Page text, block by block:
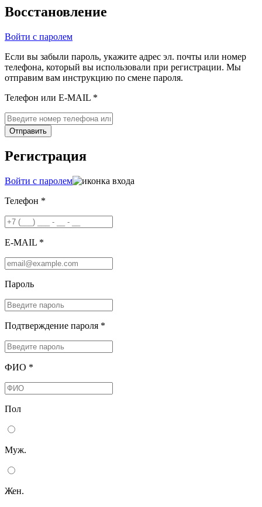
Восстановление
Войти с паролем
Если вы забыли пароль, укажите адрес эл. почты или номер
телефона, который вы использовали при регистрации. Мы
отправим вам инструкцию по смене пароля.
Телефон или E-MAIL *
Отправить
Регистрация
Войти с паролем
Телефон *
E-MAIL *
Пароль
Подтверждение пароля *
ФИО *
Пол
Муж.
Жен.